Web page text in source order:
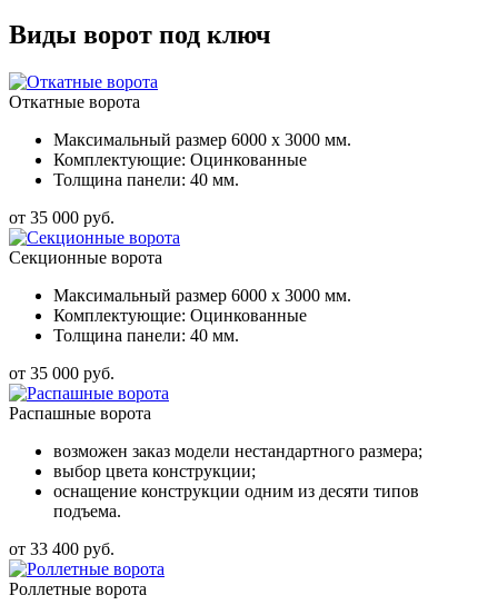
Виды ворот под ключ
Откатные ворота
Максимальный размер 6000 x 3000 мм.
Комплектующие: Оцинкованные
Толщина панели: 40 мм.
от 35 000 руб.
Секционные ворота
Максимальный размер 6000 x 3000 мм.
Комплектующие: Оцинкованные
Толщина панели: 40 мм.
от 35 000 руб.
Распашные ворота
возможен заказ модели нестандартного размера;
выбор цвета конструкции;
оснащение конструкции одним из десяти типов
подъема.
от 33 400 руб.
Роллетные ворота